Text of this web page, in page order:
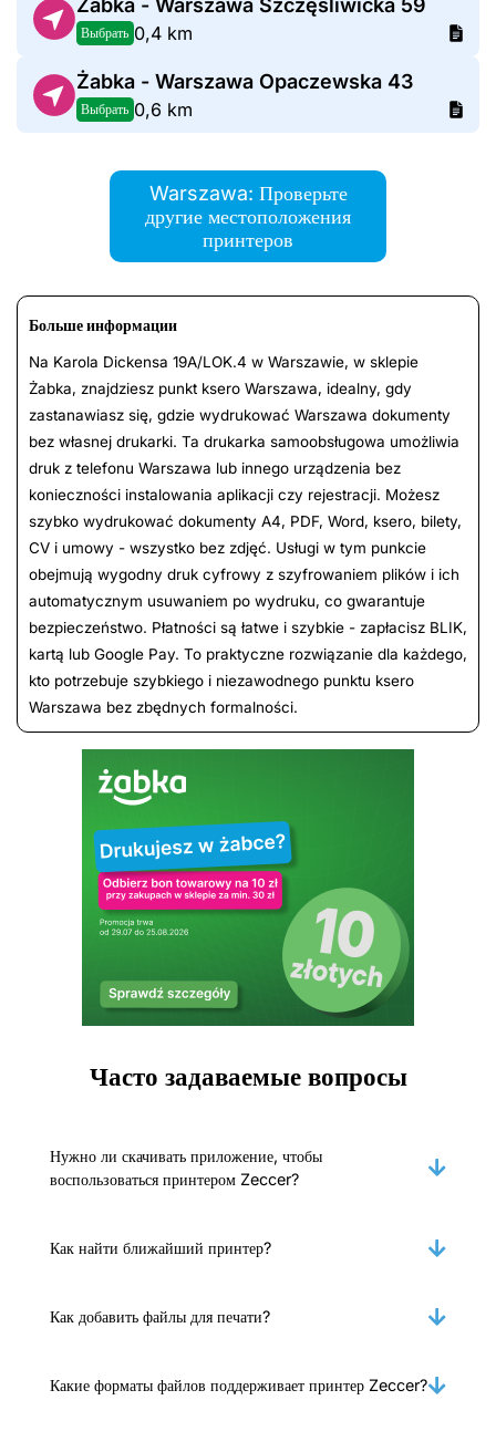
Żabka - Warszawa Szczęśliwicka 59
Выбрать 0,4 km
Żabka - Warszawa Opaczewska 43
Выбрать 0,6 km
Warszawa: Проверьте
другие местоположения
принтеров
Больше информации
Na Karola Dickensa 19A/LOK.4 w Warszawie, w sklepie
Żabka, znajdziesz punkt ksero Warszawa, idealny, gdy
zastanawiasz się, gdzie wydrukować Warszawa dokumenty
bez własnej drukarki. Ta drukarka samoobsługowa umożliwia
druk z telefonu Warszawa lub innego urządzenia bez
konieczności instalowania aplikacji czy rejestracji. Możesz
szybko wydrukować dokumenty A4, PDF, Word, ksero, bilety,
CV i umowy - wszystko bez zdjęć. Usługi w tym punkcie
obejmują wygodny druk cyfrowy z szyfrowaniem plików i ich
automatycznym usuwaniem po wydruku, co gwarantuje
bezpieczeństwo. Płatności są łatwe i szybkie - zapłacisz BLIK,
kartą lub Google Pay. To praktyczne rozwiązanie dla każdego,
kto potrzebuje szybkiego i niezawodnego punktu ksero
Warszawa bez zbędnych formalności.
Часто задаваемые вопросы
Нужно ли скачивать приложение, чтобы
воспользоваться принтером Zeccer?
Как найти ближайший принтер?
Как добавить файлы для печати?
Какие форматы файлов поддерживает принтер Zeccer?